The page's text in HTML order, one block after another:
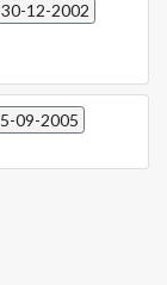
12-2002
09-2005